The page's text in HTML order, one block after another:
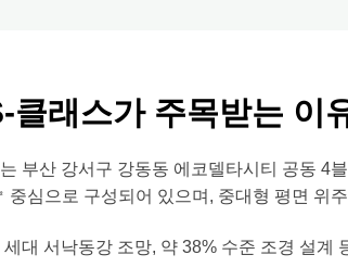
클래스가 주목받는 이
부산 강서구 강동동 에코델타시티 공동 4
심으로 구성되어 있으며, 중대형 평면 위
대 서낙동강 조망, 약 38% 수준 조경 설